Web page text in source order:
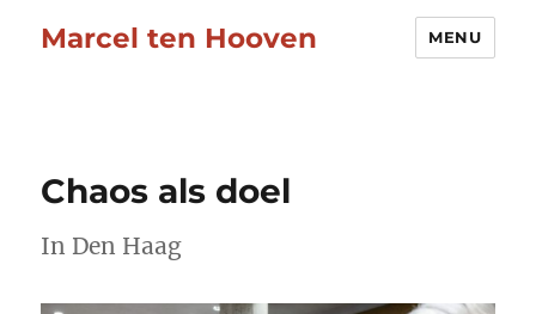
Marcel ten Hooven MENU
Chaos als doel
In Den Haag